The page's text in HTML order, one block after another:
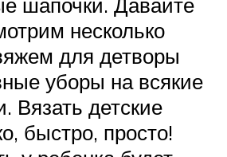
несколько
для детворы
уборы на всякие
Вязать детские
быстро, просто!